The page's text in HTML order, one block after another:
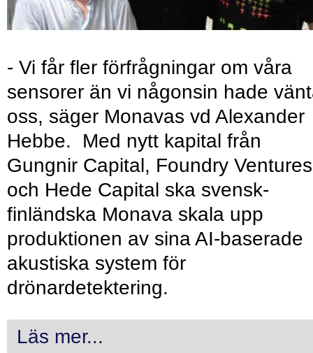
- Vi får fler förfrågningar om våra
sensorer än vi någonsin hade
oss, säger Monavas vd Alexander
Hebbe. Med nytt kapital från
Gungnir Capital, Foundry Ventures
och Hede Capital ska svensk-
finländska Monava skala upp
produktionen av sina AI-baserade
akustiska system för
drönardetektering.
Läs mer...